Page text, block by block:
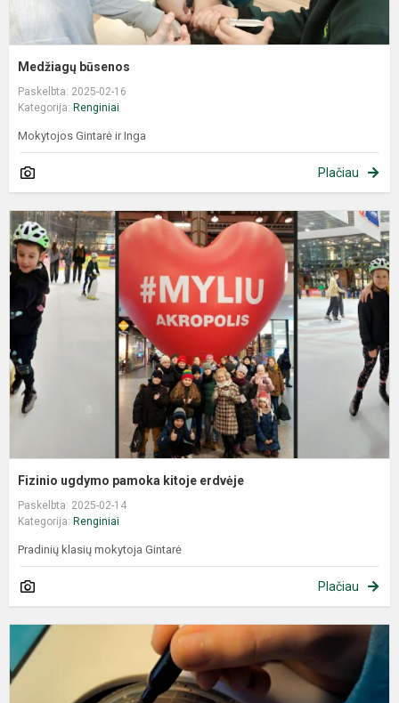
Medžiagų būsenos
Paskelbta: 2025-02-16
Kategorija: Renginiai
Mokytojos Gintarė ir Inga
Plačiau
Fizinio ugdymo pamoka kitoje erdvėje
Paskelbta: 2025-02-14
Kategorija: Renginiai
Pradinių klasių mokytoja Gintarė
Plačiau